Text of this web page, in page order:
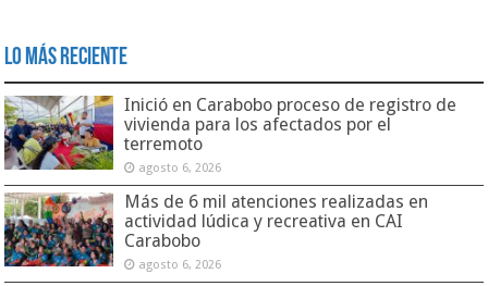
Lo Más Reciente
Inició en Carabobo proceso de registro de
vivienda para los afectados por el
terremoto
agosto 6, 2026
Más de 6 mil atenciones realizadas en
actividad lúdica y recreativa en CAI
Carabobo
agosto 6, 2026